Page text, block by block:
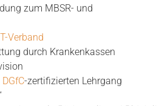
zum MBSR- und
Verband
durch Krankenkassen
DGfC-zertifizierten Lehrgang